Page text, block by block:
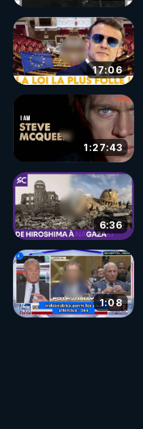
17:06
1:27:43
6:36
1:08